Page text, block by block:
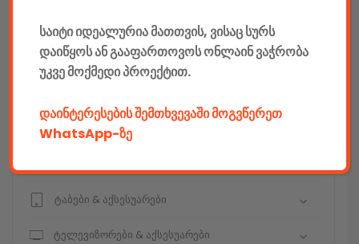
კომპიუტერები & აქსესუარები
კამერები & აქსესუარები
ტაბები & აქსესუარები
ტელევიზორები & აქსესუარები
საიტი იდეალურია მათთვის, ვისაც სურს
დაიწყოს ან გააფართოვოს ონლაინ ვაჭრობა
უკვე მოქმედი პროექტით.
დაინტერესების შემთხვევაში მოგვწერეთ
WhatsApp-ზე